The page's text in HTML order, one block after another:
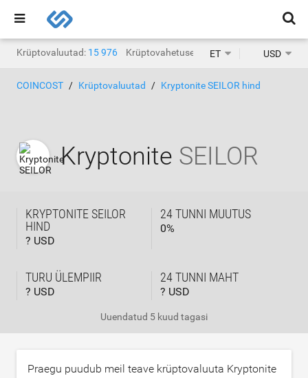
Krüptovaluutad: 15 976 Krüptovahetused: 1471
ET USD
COINCOST Krüptovaluutad Kryptonite SEILOR hind
Kryptonite SEILOR
KRYPTONITE SEILOR
HIND
? USD
24 TUNNI MUUTUS
0%
TURU ÜLEMPIIR
? USD
24 TUNNI MAHT
? USD
Uuendatud 5 kuud tagasi
Praegu puudub meil teave krüptovaluuta Kryptonite